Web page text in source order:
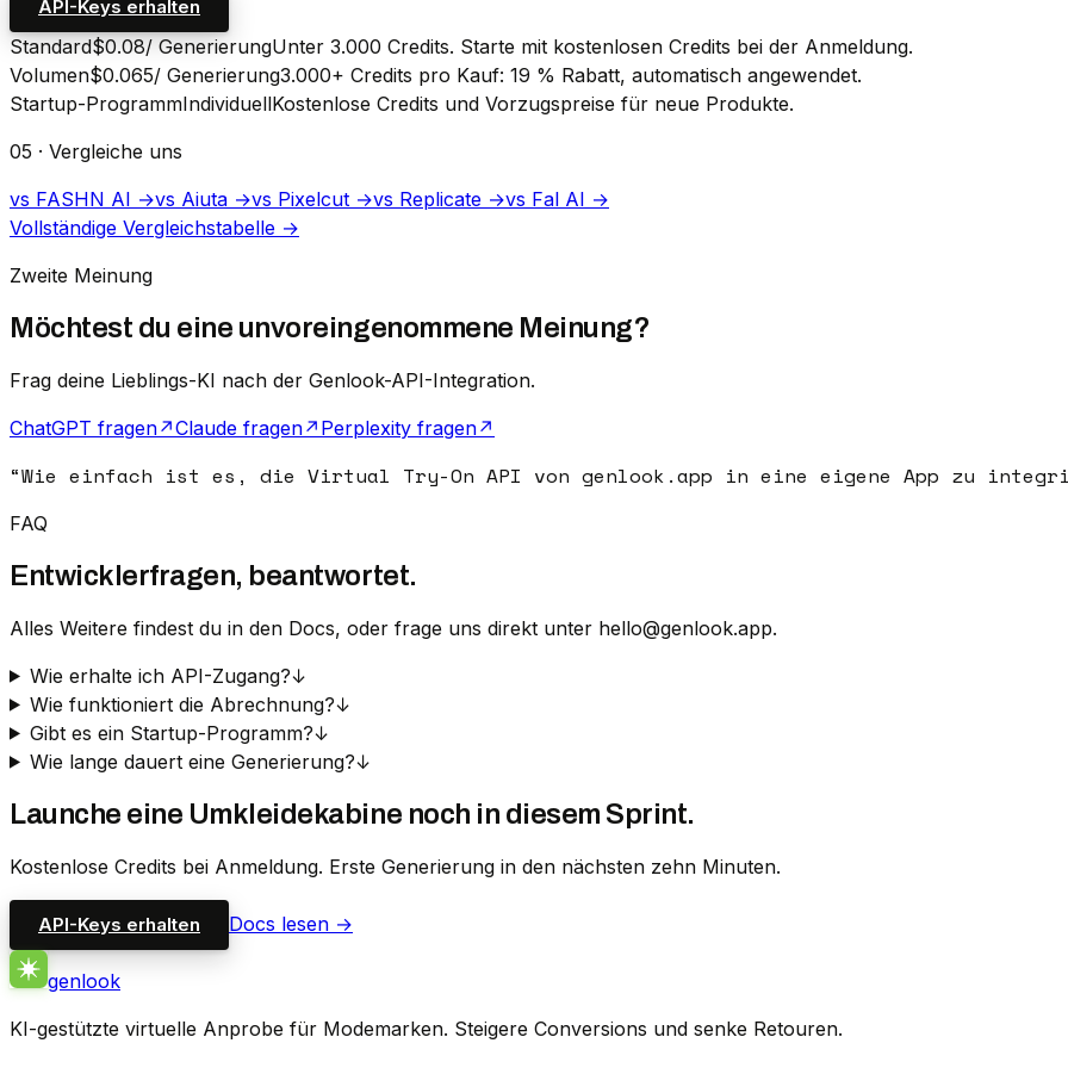
API-Keys erhalten
Standard$0.08/ GenerierungUnter 3.000 Credits. Starte mit kostenlosen Credits bei der Anmeldung.
Volumen$0.065/ Generierung3.000+ Credits pro Kauf: 19 % Rabatt, automatisch angewendet.
Startup-ProgrammIndividuellKostenlose Credits und Vorzugspreise für neue Produkte.
05 · Vergleiche uns
vs FASHN AI →vs Aiuta →vs Pixelcut →vs Replicate →vs Fal AI →
Vollständige Vergleichstabelle →
Zweite Meinung
Möchtest du eine unvoreingenommene Meinung?
Frag deine Lieblings-KI nach der Genlook-API-Integration.
ChatGPT fragen↗Claude fragen↗ Perplexity fragen↗
“Wie einfach ist es, die Virtual Try-On API von genlook.app in eine eigene App zu
FAQ
Entwicklerfragen, beantwortet.
Alles Weitere findest du in den Docs, oder frage uns direkt unter hello@genlook.app.
Wie erhalte ich API-Zugang?↓
Wie funktioniert die Abrechnung?↓
Gibt es ein Startup-Programm?↓
Wie lange dauert eine Generierung?↓
Launche eine Umkleidekabine noch in diesem Sprint.
Kostenlose Credits bei Anmeldung. Erste Generierung in den nächsten zehn Minuten.
API-Keys erhalten Docs lesen →
genlook
KI-gestützte virtuelle Anprobe für Modemarken. Steigere Conversions und senke Retouren.